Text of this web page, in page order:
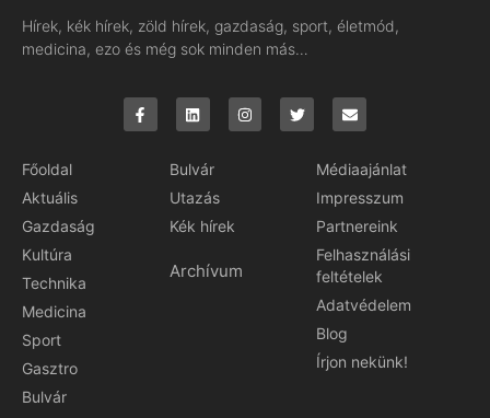
Hírek, kék hírek, zöld hírek, gazdaság, sport, életmód,
medicina, ezo és még sok minden más…
Főoldal
Aktuális
Gazdaság
Kultúra
Technika
Medicina
Sport
Gasztro
Bulvár
Bulvár
Utazás
Kék hírek
Archívum
Médiaajánlat
Impresszum
Partnereink
Felhasználási
feltételek
Adatvédelem
Blog
Írjon nekünk!